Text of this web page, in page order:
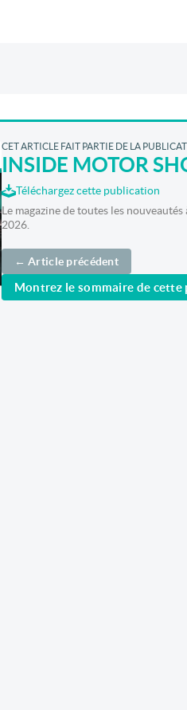
CET ARTICLE FAIT PARTIE DE LA
INSIDE MOTOR
Téléchargez cette publication
Le magazine de toutes les
2026.
← Article précédent
Montrez le sommaire de cette